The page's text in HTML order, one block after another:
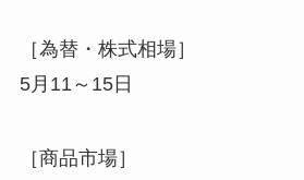
［為替・株式相場］
5月11～15日
［商品市場］